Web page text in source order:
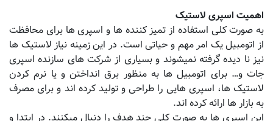
اهمیت اسپری لاستیک
به صورت کلی استفاده از تمیز کننده ها و اسپری ها برای محافظت
از اتومبیل یک امر مهم و حیاتی است. در این زمینه نیاز لاستیک ها
نیز نا دیده گرفته نمیشوند و بسیاری از شرکت های سازنده اسپری
جات و…برای اتومبیل ها به منظور برق انداختن و یا نرم کردن
لاستیک ها، اسپری هایی را طراحی و تولید کرده اند و برای مصرف
به بازار ها ارائه کرده اند.